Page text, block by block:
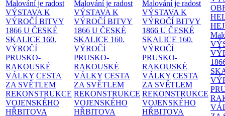
Malování je radost
VÝSTAVA K
VÝROČÍ BITVY
1866 U ČESKÉ
SKALICE 160.
VÝROČÍ
PRUSKO-
RAKOUSKÉ
VÁLKY CESTA
ZA SVĚTLEM
REKONSTRUKCE
VOJENSKÉHO
HŘBITOVA
Malování je radost
VÝSTAVA K
VÝROČÍ BITVY
1866 U ČESKÉ
SKALICE 160.
VÝROČÍ
PRUSKO-
RAKOUSKÉ
VÁLKY CESTA
ZA SVĚTLEM
REKONSTRUKCE
VOJENSKÉHO
HŘBITOVA
Malování je radost
VÝSTAVA K
VÝROČÍ BITVY
1866 U ČESKÉ
SKALICE 160.
VÝROČÍ
PRUSKO-
RAKOUSKÉ
VÁLKY CESTA
ZA SVĚTLEM
REKONSTRUKCE
VOJENSKÉHO
HŘBITOVA